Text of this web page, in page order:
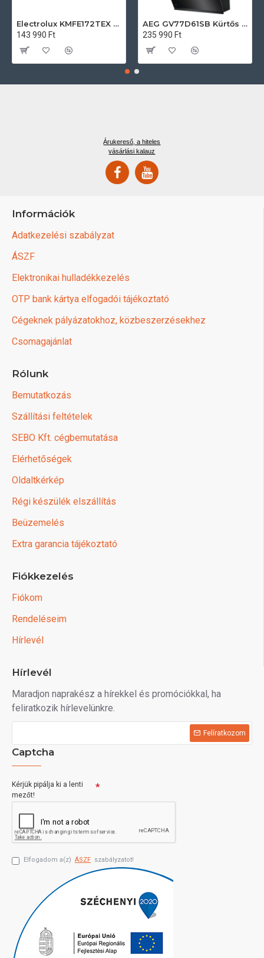
Electrolux KMFE172TEX Felsőszekrénybe építhető mikrohullámú sütő
143 990 Ft
AEG GV77D61SB Kürtős páraelszívó
235 990 Ft
Árukereső, a hiteles
vásárlási kalauz
Információk
Adatkezelési szabályzat
ÁSZF
Elektronikai hulladékkezelés
OTP bank kártya elfogadói tájékoztató
Cégeknek pályázatokhoz, közbeszerzésekhez
Csomagajánlat
Rólunk
Bemutatkozás
Szállítási feltételek
SEBO Kft. cégbemutatása
Elérhetőségek
Oldaltkérkép
Régi készülék elszállítás
Beüzemelés
Extra garancia tájékoztató
Fiókkezelés
Fiókom
Rendeléseim
Hírlevél
Hírlevél
Maradjon naprakész a hírekkel és promóciókkal, ha
feliratkozik hírlevelünkre.
Felíratkozom
Captcha
Kérjük pipálja ki a lenti
mezőt!
Elfogadom a(z) ÁSZF szabályzatot!